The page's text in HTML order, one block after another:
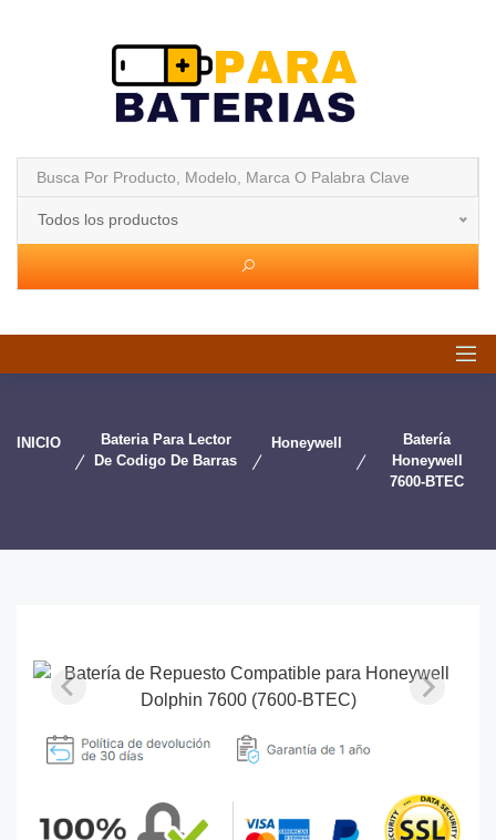
Todos los productos
INICIO
Bateria Para Lector
De Codigo De Barras
Honeywell
Batería
Honeywell
7600-BTEC